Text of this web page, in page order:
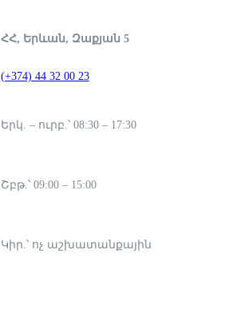
ՀՀ, Երևան, Զաքյան 5
(+374) 44 32 00 23
Երկ. – ուրբ.՝ 08:30 – 17:30
Շբթ.՝ 09:00 – 15:00
Կիր.՝ ոչ աշխատանքային